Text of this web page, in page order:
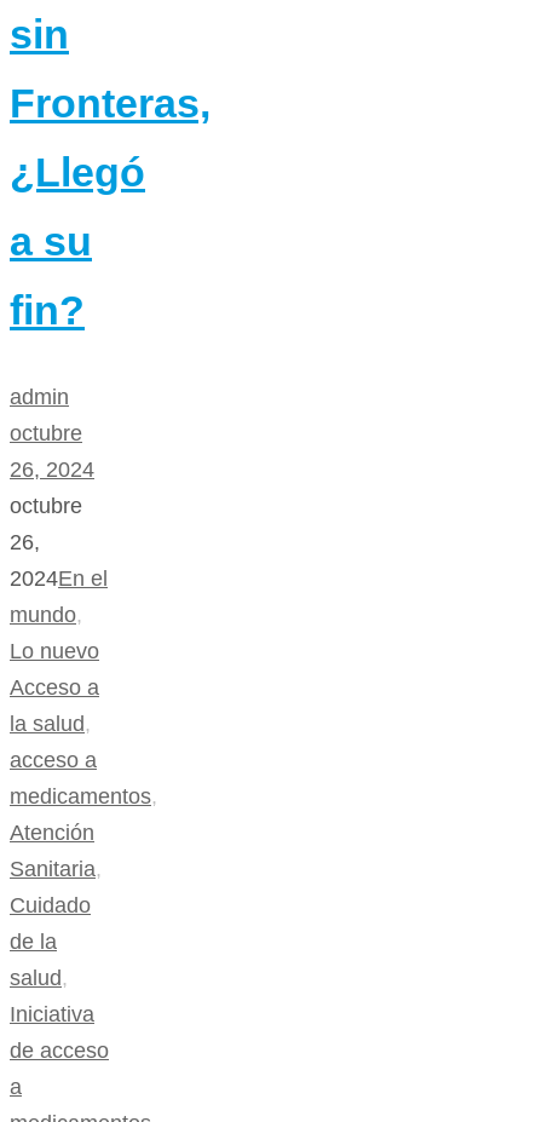
sin
Fronteras,
¿Llegó
a su
fin?
admin
octubre
26, 2024
octubre
26,
2024En el
mundo,
Lo nuevo
Acceso a
la salud ,
acceso a
medicamentos,
Atención
Sanitaria,
Cuidado
de la
salud ,
Iniciativa
de acceso
a